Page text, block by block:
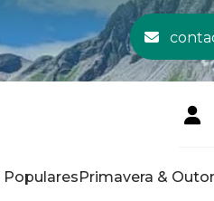
PopularesPrimavera &